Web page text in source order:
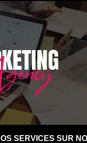
SERVICES SUR